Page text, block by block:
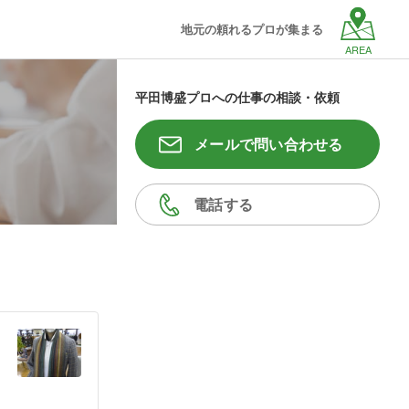
地元の頼れるプロが集まる
AREA
平田博盛プロへの仕事の相談・依頼
メールで問い合わせる
電話する